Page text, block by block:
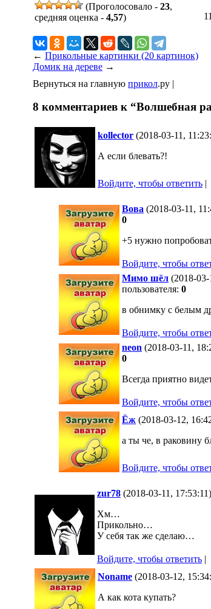
(Проголосовало - 23,
средняя оценка - 4,57)
← Прикольные картинки (20 картинок)
Домик на дереве →
Вернуться на главную прикол.ру |
8 комментариев к “Волшебная
kollector (2018-03-11,
А если блевать?!
Войдите, чтобы ответить |
Вова (2018-03-11,
0
+5 нужно
Войдите, чтобы
Мимо шёл (2018-
пользователя: 0
в обнимку с белым
Войдите, чтобы
neon (2018-03-11,
0
Всегда приятно
Войдите, чтобы
Ёж (2018-03-12,
а ты че, в раковину
Войдите, чтобы
zur78 (2018-03-11,
Хм…
Прикольно…
У себя так же сделаю…
Войдите, чтобы ответить |
Noname (2018-03-12,
А как кота купать?